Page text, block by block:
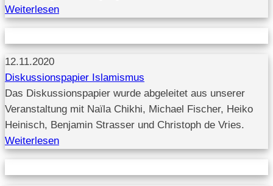
Weiterlesen
12.11.2020
Diskussionspapier Islamismus
Das Diskussionspapier wurde abgeleitet aus unserer
Veranstaltung mit Naïla Chikhi, Michael Fischer, Heiko
Heinisch, Benjamin Strasser und Christoph de Vries.
Weiterlesen